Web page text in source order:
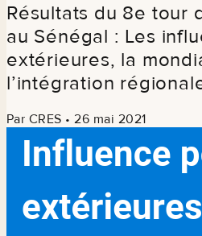
Résultats du 8e tour
au Sénégal : Les
extérieures, la
l’intégration
Par CRES • 26 mai 2021